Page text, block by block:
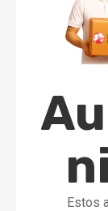
Estos